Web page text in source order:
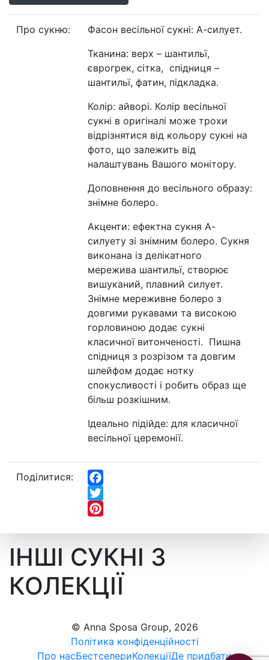
Про сукню:
Фасон весільної сукні: А-силует.
Тканина: верх – шантильї,
єврогрек, сітка, спідниця –
шантильї, фатин, підкладка.
Колір: айворі. Колір весільної
сукні в оригіналі може трохи
відрізнятися від кольору сукні на
фото, що залежить від
налаштувань Вашого монітору.
Доповнення до весільного образу:
знімне болеро.
Акценти: ефектна сукня А-
силуету зі знімним болеро. Сукня
виконана із делікатного
мережива шантильї, створює
вишуканий, плавний силует.
Знімне мереживне болеро з
довгими рукавами та високою
горловиною додає сукні
класичної витонченості. Пишна
спідниця з розрізом та довгим
шлейфом додає нотку
спокусливості і робить образ ще
більш розкішним.
Ідеально підійде: для класичної
весільної церемонії.
Поділитися:
Facebook
Twitter
ІНШІ СУКНІ З
КОЛЕКЦІЇ
© Anna Sposa Group, 2026
Політика конфіденційності
Про насБестселериКолекціїДе придбати